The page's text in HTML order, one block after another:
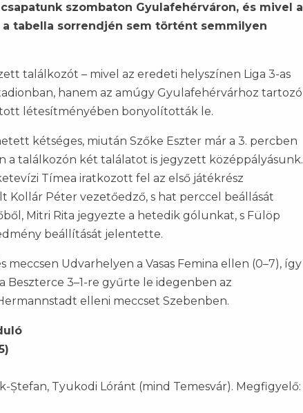
szombaton Gyulafehérváron, és mivel a
tabella sorrendjén sem történt semmilyen
találkozót – mivel az eredeti helyszínen Liga 3-as
hanem az amúgy Gyulafehérvárhoz tartozó
létesítményében bonyolították le.
kétséges, miután Szőke Eszter már a 3. percben
a találkozón két találatot is jegyzett középpályásunk.
Tímea iratkozott fel az első játékrész
Kollár Péter vezetőedző, s hat perccel beállását
Mitri Rita jegyezte a hetedik gólunkat, s Fülöp
beállítását jelentette.
Udvarhelyen a Vasas Femina ellen (0–7), így
3–1-re gyűrte le idegenben az
elleni meccset Szebenben.
Ștefan, Tyukodi Lóránt (mind Temesvár). Megfigyelő: